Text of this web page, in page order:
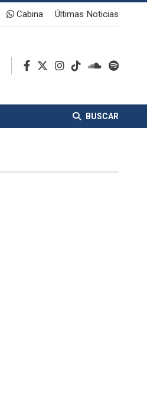
Cabina Últimas Noticias
BUSCAR